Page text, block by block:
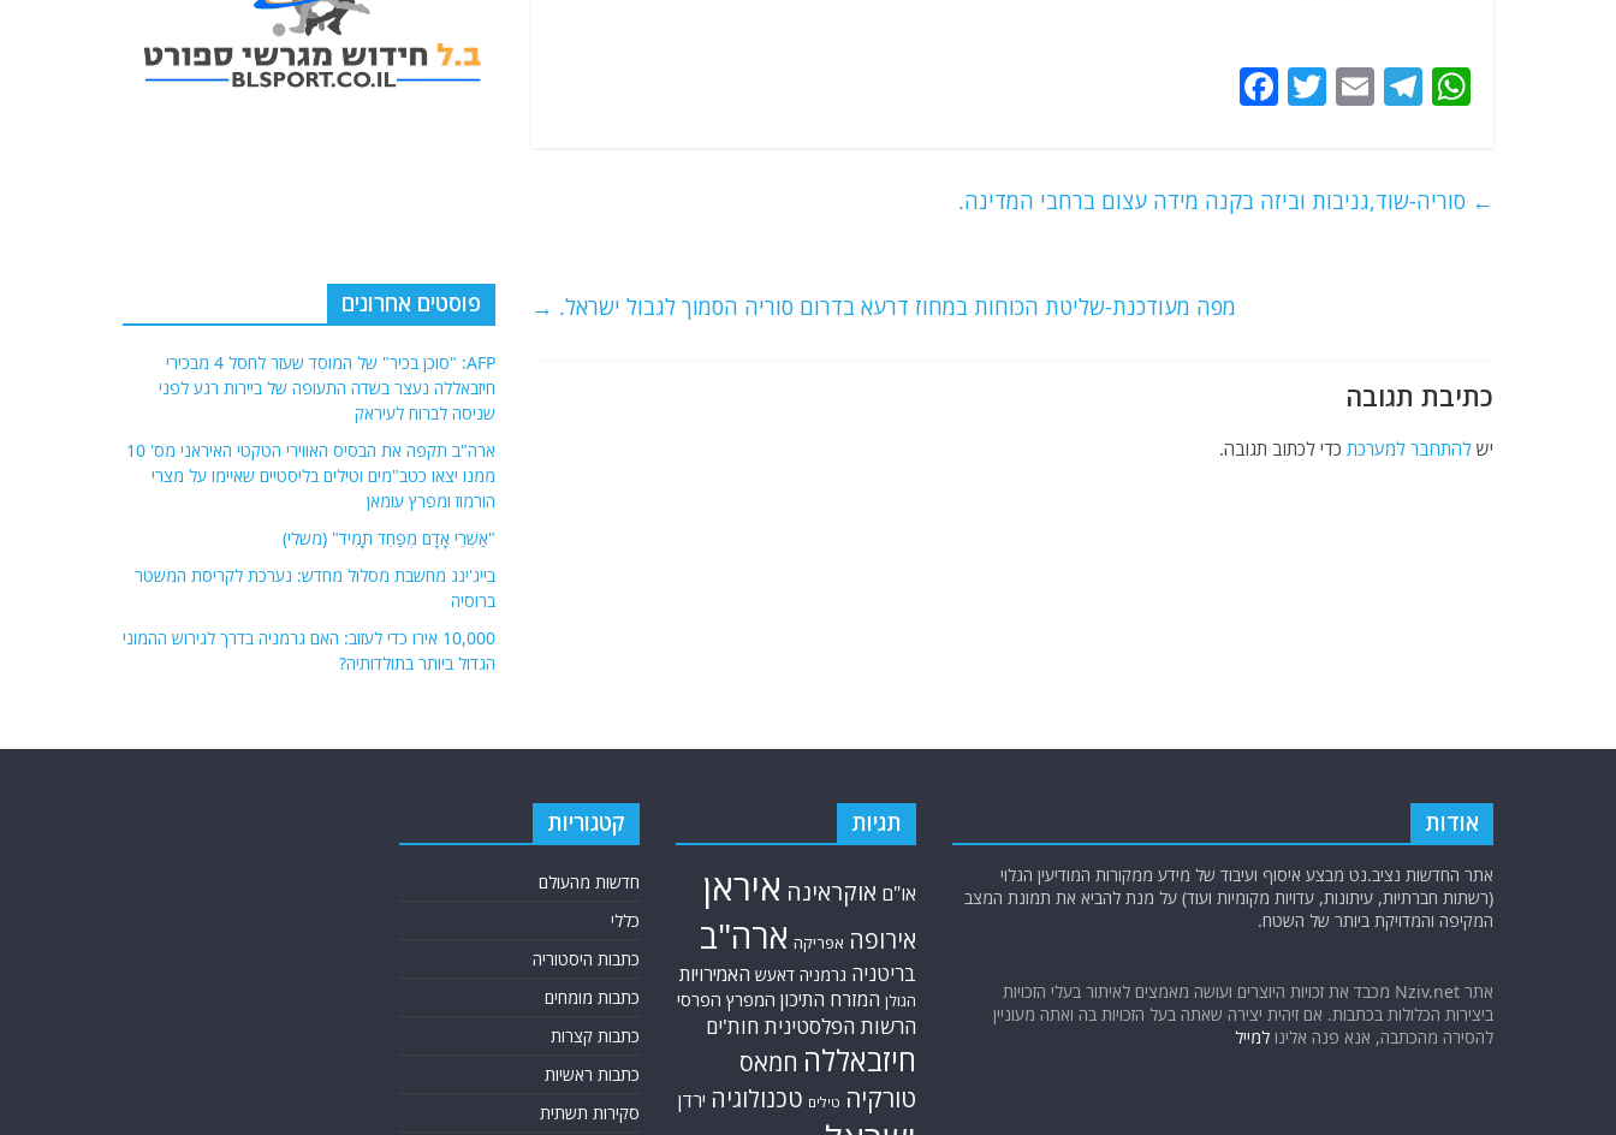
W
s
T
g
E
l
T
er
e
o
← סוריה-שוד,גניבות וביזה בקנה מידה עצום ברחבי המדינה.
מפה מעודכנת-שליטת הכוחות במחוז דרעא בדרום סוריה הסמוך לגבול ישראל. →
כתיבת תגובה
יש להתחבר למערכת כדי לכתוב תגובה.
פוסטים אחרונים
AFP: "סוכן בכיר" של המוסד שעזר לחסל 4 מבכירי
חיזבאללה נעצר בשדה התעופה של ביירות רגע לפני
שניסה לברוח לעיראק
ארה"ב תקפה את הבסיס האווירי הטקטי האיראני מס' 10
ממנו יצאו כטב"מים וטילים בליסטיים שאיימו על מצרי
הורמוז ומפרץ עומאן
"אַשְׁרֵי אָדָם מְפַחֵד תָּמִיד" (משלי)
בייג'ינג מחשבת מסלול מחדש: נערכת לקריסת המשטר
ברוסיה
10,000 אירו כדי לעזוב: האם גרמניה בדרך לגירוש ההמוני
הגדול ביותר בתולדותיה?
אודות
אתר החדשות נציב.נט מבצע איסוף ועיבוד של מידע ממקורות המודיעין הגלוי
(רשתות חברתיות, עיתונות, עדויות מקומיות ועוד) על מנת להביא את תמונת המצב
המקיפה והמדויקת ביותר של השטח.
אתר Nziv.net מכבד את זכויות היוצרים ועושה מאמצים לאיתור בעלי הזכויות
ביצירות הכלולות בכתבות. אם זיהית יצירה שאתה בעל הזכויות בה ואתה מעוניין
להסירה מהכתבה, אנא פנה אלינו למייל
תגיות
או"ם אוקראינה איראן
אירופה אפריקה ארה"ב
בריטניה גרמניה דאעש האמירויות
הגולן המזרח התיכון המפרץ הפרסי
הרשות הפלסטינית חות'ים
חיזבאללה חמאס
טורקיה טילים טכנולוגיה ירדן
קטגוריות
חדשות מהעולם
כללי
כתבות היסטוריה
כתבות מומחים
כתבות קצרות
כתבות ראשיות
סקירות תשתית